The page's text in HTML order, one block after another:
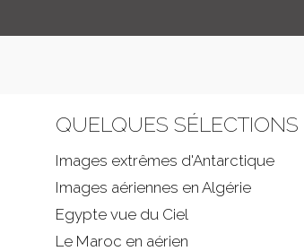
QUELQUES SÉLECTIONS
Images extrêmes d'Antarctique
Images aériennes en Algérie
Egypte vue du Ciel
Le Maroc en aérien